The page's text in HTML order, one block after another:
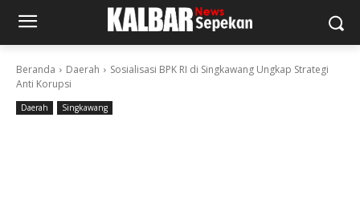
Beranda Daerah
Sosialisasi BPK RI di Singkawang Ungkap Strategi
Anti Korupsi
Daerah Singkawang